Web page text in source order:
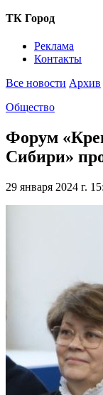
ТК Город
Реклама
Контакты
Все новости Архив
Общество
Форум
Сибири»
29 января 2024 г.